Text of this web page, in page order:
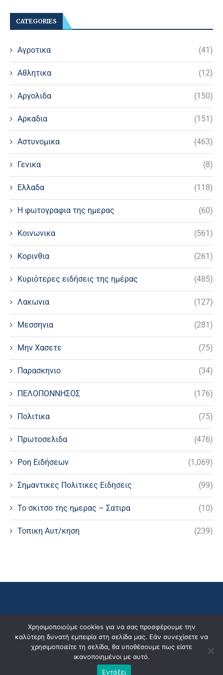
CATEGORIES
Αγροτικα (41)
Αθλητικα (12)
Αργολιδα (150)
Αρκαδια (151)
Αστυνομικα (463)
Γενικα (8)
Ελλαδα (118)
Η φωτογραφια της ημερας (60)
Κοινωνικα (561)
Κορινθια (261)
Κυριότερες ειδήσεις της ημέρας (485)
Λακωνια (127)
Μεσσηνια (281)
Μην Χασετε (75)
Παρασκηνιο (34)
ΠΕΛΟΠΟΝΝΗΣΟΣ (176)
Πολιτικα (75)
Πρωτοσελιδα (476)
Ροη Ειδήσεων (1,069)
Σημαντικες Πολιτικες Ειδησεις (99)
Το σκιτσο της ημερας – Σατιρα (10)
Τοπικη Αυτ/κηση (239)
Χρησιμοποιούμε cookies για να σας προσφέρουμε την
καλύτερη δυνατή εμπειρία στη σελίδα μας. Εάν συνεχίσετε να
χρησιμοποιείτε τη σελίδα, θα υποθέσουμε πως είστε
ικανοποιημένοι με αυτό.
Εντάξει